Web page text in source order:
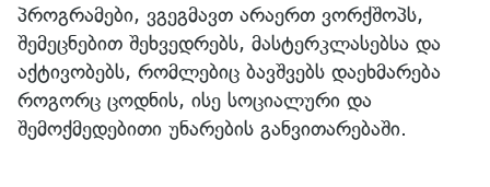
პროგრამები, ვგეგმავთ არაერთ ვორქშოპს,
შემეცნებით შეხვედრებს, მასტერკლასებსა და
აქტივობებს, რომლებიც ბავშვებს დაეხმარება
როგორც ცოდნის, ისე სოციალური და
შემოქმედებითი უნარების განვითარებაში.